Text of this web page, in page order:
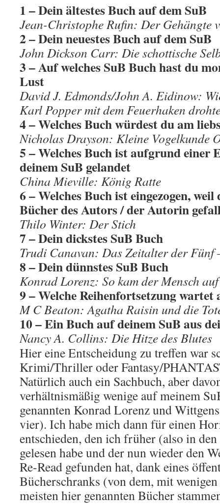
1 – Dein ältestes Buch auf dem SuB
Jean-Christophe Rufin: Der Gehängte
2 – Dein neuestes Buch auf dem SuB
John Dickson Carr: Die schottische
3 – Auf welches SuB Buch hast du
Lust
David J. Edmonds/John A. Eidinow:
Karl Popper mit dem Feuerhaken
4 – Welches Buch würdest du am
Nicholas Drayson: Kleine Vogelkunde
5 – Welches Buch ist aufgrund einer
deinem SuB gelandet
China Mieville: König Ratte
6 – Welches Buch ist eingezogen,
Bücher des Autors / der Autorin
Thilo Winter: Der Stich
7 – Dein dickstes SuB Buch
Trudi Canavan: Das Zeitalter der Fünf
8 – Dein dünnstes SuB Buch
Konrad Lorenz: So kam der Mensch
9 – Welche Reihenfortsetzung wartet
M C Beaton: Agatha Raisin und die
10 – Ein Buch auf deinem SuB aus
Nancy A. Collins: Die Hitze des Blutes
Hier eine Entscheidung zu treffen war
Krimi/Thriller oder Fantasy/
Natürlich auch ein Sachbuch, aber
verhältnismäßig wenige auf meinem
genannten Konrad Lorenz und
vier). Ich habe mich dann für einen
entschieden, den ich früher (also in
gelesen habe und der nun wieder den
Re-Read gefunden hat, dank eines
Bücherschranks (von dem, mit
meisten hier genannten Bücher